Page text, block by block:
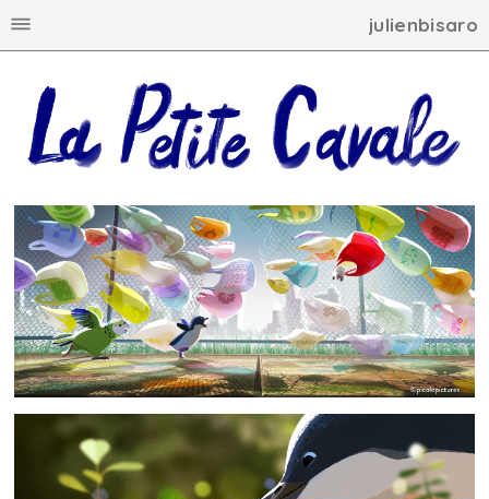
julienbisaro